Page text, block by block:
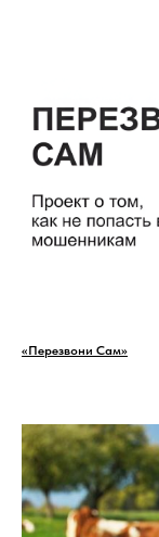
«Перезвони Сам»